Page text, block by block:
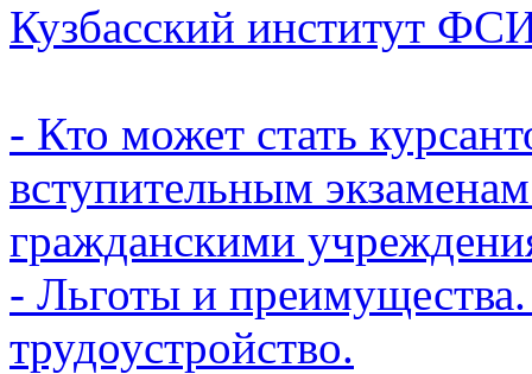
Кузбасский институт
- Кто может стать
вступительным
гражданскими
- Льготы и
трудоустройство.